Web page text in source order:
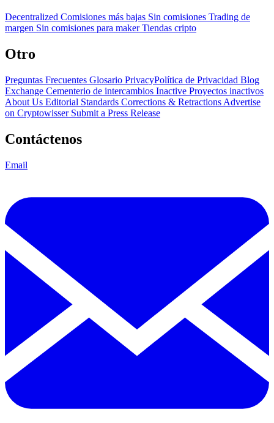
Decentralized Comisiones más bajas Sin comisiones Trading de
margen Sin comisiones para makerTiendas cripto
Otro
Preguntas Frecuentes Glosario PrivacyPolítica de Privacidad Blog
Exchange Cementerio de intercambios Inactive Proyectos inactivos
About Us Editorial Standards Corrections & Retractions Advertise
on Cryptowisser Submit a Press Release
Contáctenos
Email